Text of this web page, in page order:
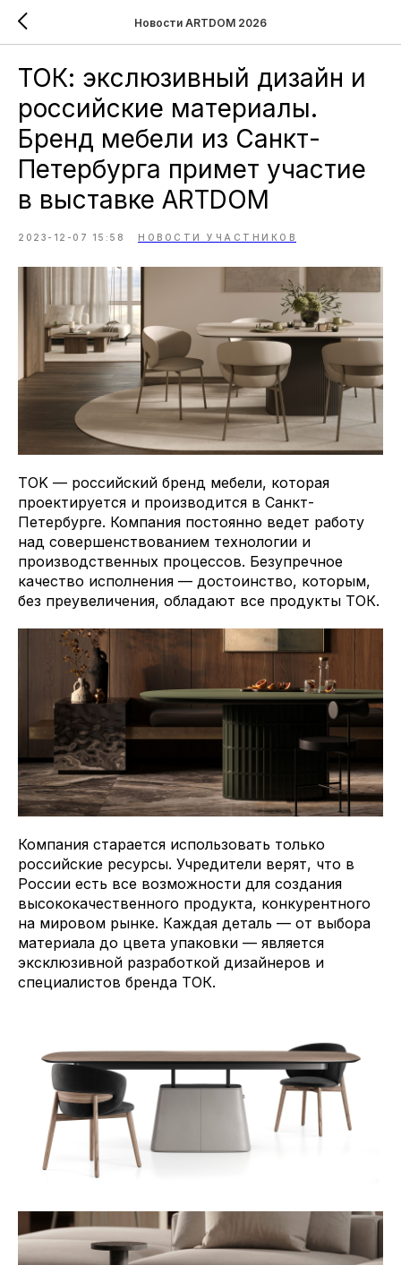
Новости ARTDOM 2026
ТОК: экcлюзивный дизайн и
российские материалы.
Бренд мебели из Санкт-
Петербурга примет участие
в выставке ARTDOM
2023-12-07 15:58 НОВОСТИ УЧАСТНИКОВ
TOK — российский бренд мебели, которая
проектируется и производится в Санкт-
Петербурге. Компания постоянно ведет работу
над совершенствованием технологии и
производственных процессов. Безупречное
качество исполнения — достоинство, которым,
без преувеличения, обладают все продукты ТОК.
Компания старается использовать только
российские ресурсы. Учредители верят, что в
России есть все возможности для создания
высококачественного продукта, конкурентного
на мировом рынке. Каждая деталь — от выбора
материала до цвета упаковки — является
эксклюзивной разработкой дизайнеров и
специалистов бренда ТОК.